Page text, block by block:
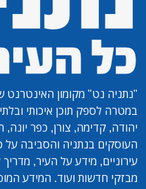
"נתניה נט" מקומון האינטרנט
במטרה לספק תוכן איכותי
יהודה, קדימה, צורן, כפר יונה,
העוסקים בנתניה והסביבה על
עירוניים, מידע על העיר,
מבזקי חדשות ועוד. המידע